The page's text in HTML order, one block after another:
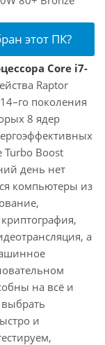
этот ПК?
Core i7-
Raptor
поколения
8 ядер
Turbo Boost
день нет
компьютеры из
а
на всё и
и